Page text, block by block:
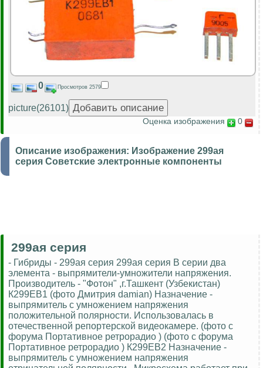
0 Просмотров 2579
picture(26101)
Оценка изображения 0
Описание изображения: Изображение 299ая
серия Советские электронные компоненты
299ая серия
- Гибриды - 299ая серия 299ая серия В серии два
элемента - выпрямители-умножители напряжения.
Производитель - "Фотон" ,г.Ташкент (Узбекистан)
К299ЕВ1 (фото Дмитрия damian) Назначение -
выпрямитель с умножением напряжения
положительной полярности. Использовалась в
отечественной репортерской видеокамере. (фото с
форума Портативное ретрорадио ) (фото с форума
Портативное ретрорадио ) К299ЕВ2 Назначение -
выпрямитель с умножением напряжения